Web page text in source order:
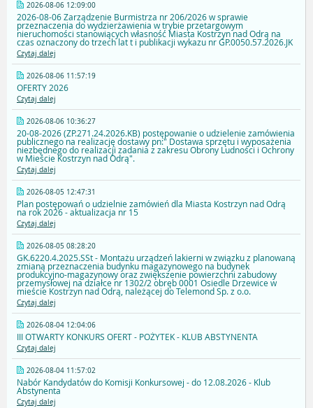
2026-08-06 12:09:00
2026-08-06 Zarządzenie Burmistrza nr 206/2026 w sprawie
przeznaczenia do wydzierżawienia w trybie przetargowym
nieruchomości stanowiących własność Miasta Kostrzyn nad Odrą na
czas oznaczony do trzech lat t i publikacji wykazu nr GP.0050.57.2026.JK
Czytaj dalej
2026-08-06 11:57:19
OFERTY 2026
Czytaj dalej
2026-08-06 10:36:27
20-08-2026 (ZP.271.24.2026.KB) postępowanie o udzielenie zamówienia
publicznego na realizację dostawy pn:" Dostawa sprzętu i wyposażenia
niezbędnego do realizacji zadania z zakresu Obrony Ludności i Ochrony
w Mieście Kostrzyn nad Odrą".
Czytaj dalej
2026-08-05 12:47:31
Plan postępowań o udzielnie zamówień dla Miasta Kostrzyn nad Odrą
na rok 2026 - aktualizacja nr 15
Czytaj dalej
2026-08-05 08:28:20
GK.6220.4.2025.SSt - Montażu urządzeń lakierni w związku z planowaną
zmianą przeznaczenia budynku magazynowego na budynek
produkcyjno-magazynowy oraz zwiększenie powierzchni zabudowy
przemysłowej na działce nr 1302/2 obręb 0001 Osiedle Drzewice w
mieście Kostrzyn nad Odrą, należącej do Telemond Sp. z o.o.
Czytaj dalej
2026-08-04 12:04:06
III OTWARTY KONKURS OFERT - POŻYTEK - KLUB ABSTYNENTA
Czytaj dalej
2026-08-04 11:57:02
Nabór Kandydatów do Komisji Konkursowej - do 12.08.2026 - Klub
Abstynenta
Czytaj dalej